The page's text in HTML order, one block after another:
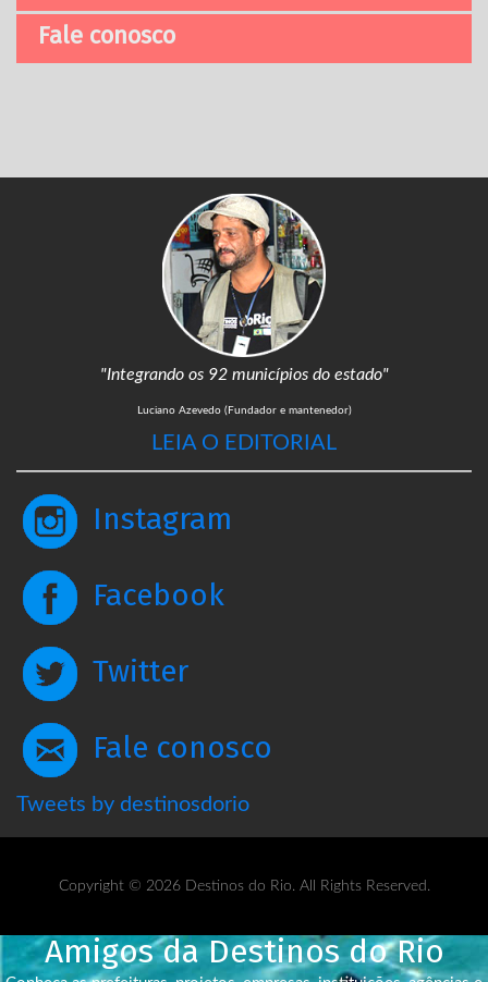
Fale conosco
"Integrando os 92 municípios do estado"
Luciano Azevedo (Fundador e mantenedor)
LEIA O EDITORIAL
Instagram
Facebook
Twitter
Fale conosco
Tweets by destinosdorio
Copyright © 2026 Destinos do Rio. All Rights Reserved.
Amigos da Destinos do Rio